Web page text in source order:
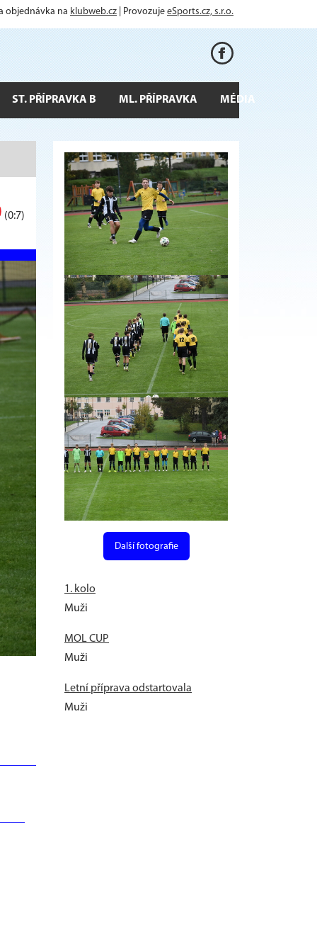
objednávka na klubweb.cz | Provozuje eSports.cz, s.r.o.
ST. PŘÍPRAVKA B ML. PŘÍPRAVKA MÉDIA
(0:7)
Další fotografie
1. kolo
Muži
MOL CUP
Muži
Letní příprava odstartovala
Muži